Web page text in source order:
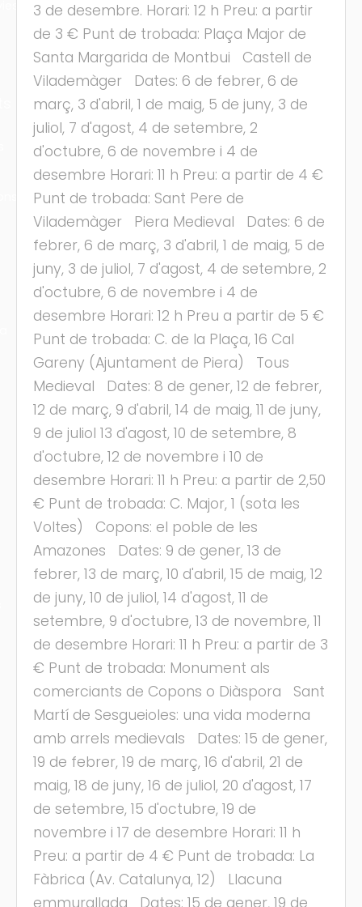
3 de desembre. Horari: 12 h Preu: a partir
de 3 € Punt de trobada: Plaça Major de
Santa Margarida de Montbui Castell de
Vilademàger Dates: 6 de febrer, 6 de
març, 3 d'abril, 1 de maig, 5 de juny, 3 de
juliol, 7 d'agost, 4 de setembre, 2
d'octubre, 6 de novembre i 4 de
desembre Horari: 11 h Preu: a partir de 4 €
Punt de trobada: Sant Pere de
Vilademàger Piera Medieval Dates: 6 de
febrer, 6 de març, 3 d'abril, 1 de maig, 5 de
juny, 3 de juliol, 7 d'agost, 4 de setembre, 2
d'octubre, 6 de novembre i 4 de
desembre Horari: 12 h Preu a partir de 5 €
Punt de trobada: C. de la Plaça, 16 Cal
Gareny (Ajuntament de Piera) Tous
Medieval Dates: 8 de gener, 12 de febrer,
12 de març, 9 d'abril, 14 de maig, 11 de juny,
9 de juliol 13 d'agost, 10 de setembre, 8
d'octubre, 12 de novembre i 10 de
desembre Horari: 11 h Preu: a partir de 2,50
€ Punt de trobada: C. Major, 1 (sota les
Voltes) Copons: el poble de les
Amazones Dates: 9 de gener, 13 de
febrer, 13 de març, 10 d'abril, 15 de maig, 12
de juny, 10 de juliol, 14 d'agost, 11 de
setembre, 9 d'octubre, 13 de novembre, 11
de desembre Horari: 11 h Preu: a partir de 3
€ Punt de trobada: Monument als
comerciants de Copons o Diàspora Sant
Martí de Sesgueioles: una vida moderna
amb arrels medievals Dates: 15 de gener,
19 de febrer, 19 de març, 16 d'abril, 21 de
maig, 18 de juny, 16 de juliol, 20 d'agost, 17
de setembre, 15 d'octubre, 19 de
novembre i 17 de desembre Horari: 11 h
Preu: a partir de 4 € Punt de trobada: La
Fàbrica (Av. Catalunya, 12) Llacuna
emmurallada Dates: 15 de gener, 19 de